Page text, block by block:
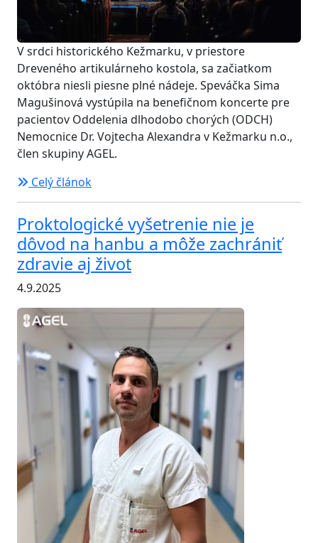
V srdci historického Kežmarku, v priestore
Dreveného artikulárneho kostola, sa začiatkom
októbra niesli piesne plné nádeje. Speváčka Sima
Magušinová vystúpila na benefičnom koncerte pre
pacientov Oddelenia dlhodobo chorých (ODCH)
Nemocnice Dr. Vojtecha Alexandra v Kežmarku n.o.,
člen skupiny AGEL.
Celý článok
Proktologické vyšetrenie nie je
dôvod na hanbu a môže zachrániť
zdravie aj život
4.9.2025